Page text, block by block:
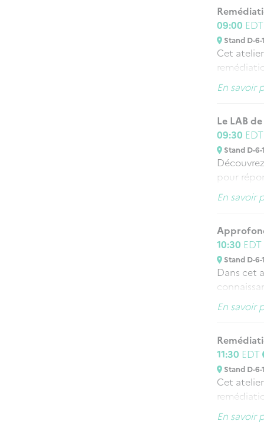
activités
09:00 EDT
Stand D-6-1
Cet
est
de
piliers
L’ANSSI
volets
En savoir
Le LAB
09:30 EDT
Stand D-6-1
pour
renforcer
En savoir
10:30 EDT
Stand D-6-1
Dans cet
ouvert à
gestion
En savoir
11:30 EDT
Stand D-6-1
Cet
est
de
En savoir